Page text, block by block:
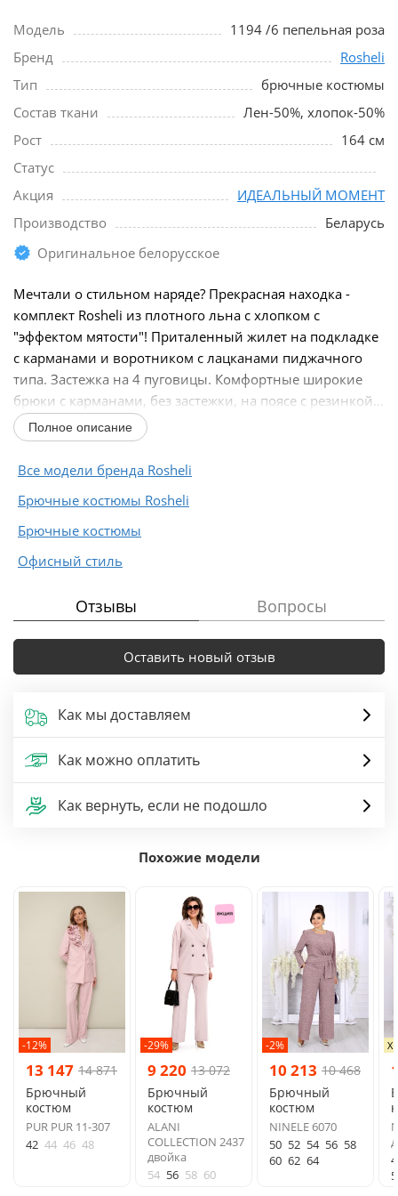
Модель
1194 /6 пепельная роза
Бренд
Rosheli
Тип
брючные костюмы
Состав ткани
Лен-50%, хлопок-50%
Рост
164 см
Статус
Акция
ИДЕАЛЬНЫЙ МОМЕНТ
Производство
Беларусь
Оригинальное белорусское
Мечтали о стильном наряде? Прекрасная находка -
комплект Rosheli из плотного льна с хлопком с
"эффектом мятости"! Приталенный жилет на подкладке
с карманами и воротником с лацканами пиджачного
типа. Застежка на 4 пуговицы. Комфортные широкие
брюки с карманами, без застежки, на поясе с резинкой...
Полное описание
Все модели бренда Rosheli
Брючные костюмы Rosheli
Брючные костюмы
Офисный стиль
Отзывы Вопросы
Оставить новый отзыв
Как мы доставляем
Как можно оплатить
Как вернуть, если не подошло
Похожие модели
-12%
13 147 14 871
Брючный
костюм
PUR PUR 11-307
42 44 46 48
-29%
9 220 13 072
Брючный
костюм
ALANI
COLLECTION 2437
двойка
54 56 58 60
-2%
10 213 10 468
Брючный
костюм
NINELE 6070
50 52 54 56 58
60 62 64